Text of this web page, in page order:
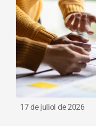
17 de juliol de 2026